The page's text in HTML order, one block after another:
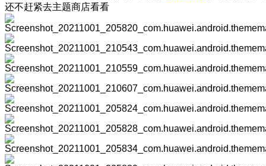
还不赶紧去主题商店看看